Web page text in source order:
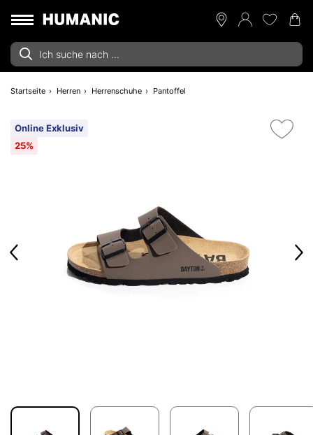
Startseite Herren Herrenschuhe Pantoffel
Online Exklusiv
25%